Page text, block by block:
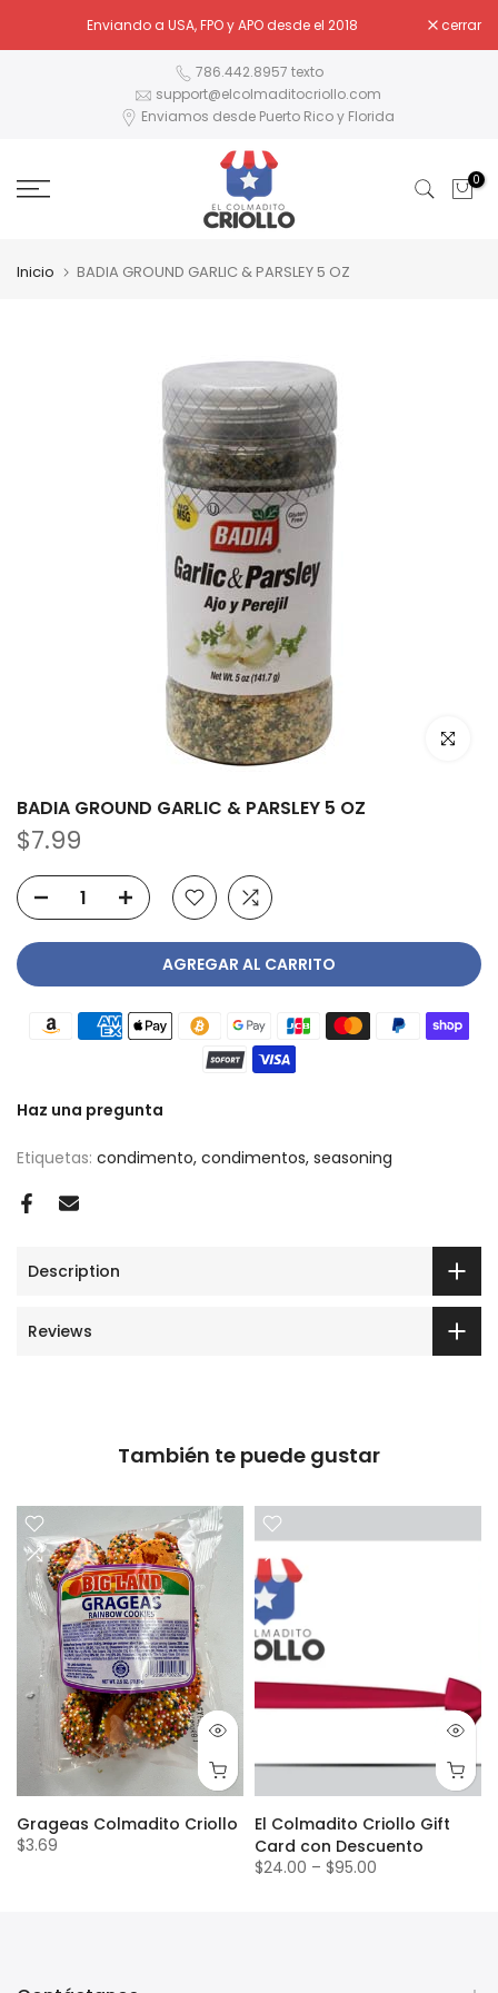
al
Enviando a USA, FPO y APO desde el 2018 cerrar
786.442.8957 texto
support@elcolmaditocriollo.com
Enviamos desde Puerto Rico y Florida
0
Inicio BADIA GROUND GARLIC & PARSLEY 5 OZ
Haz clic
BADIA GROUND GARLIC & PARSLEY 5 OZ
$7.99
AGREGAR AL CARRITO
Haz una pregunta
Etiquetas: condimento condimentos seasoning
Description
Reviews
También te puede gustar
Grageas Colmadito Criollo
$3.69
El Colmadito Criollo Gift
Card con Descuento
$24.00 – $95.00